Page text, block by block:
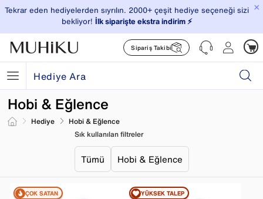
×
Tekrar eden hediyelerden sıyrılın. 2000+ çeşit hediye seçeneği sizi
bekliyor! İlk siparişte ekstra indirim ⚡️
Sipariş Takibi
Hediye Hobi & Eğlence
Hobi & Eğlence
Sık kullanılan filtreler
Tümü Hobi & Eğlence
ÇOK SATAN YÜKSEK TALEP